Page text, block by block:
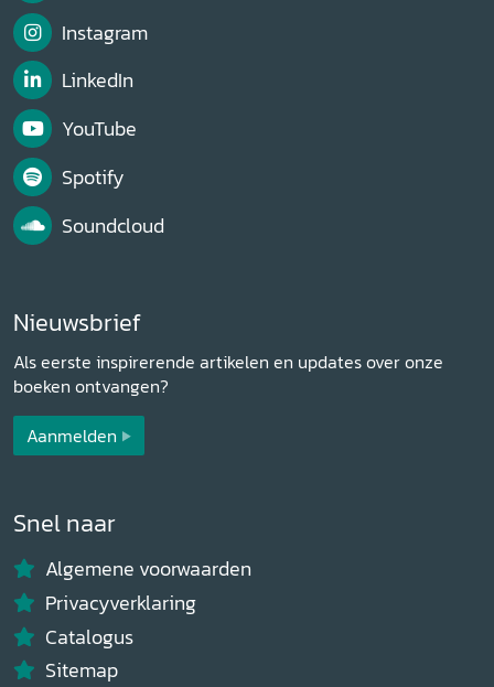
Instagram
LinkedIn
YouTube
Spotify
Soundcloud
Nieuwsbrief
Als eerste inspirerende artikelen en updates over onze
boeken ontvangen?
Aanmelden
Snel naar
Algemene voorwaarden
Privacyverklaring
Catalogus
Sitemap